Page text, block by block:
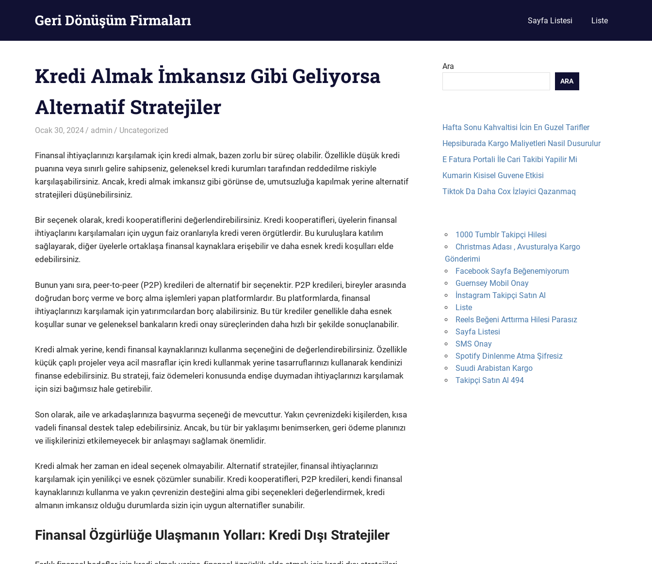
Geri Dönüşüm Firmaları Sayfa Listesi Liste
Kredi Almak İmkansız Gibi Geliyorsa
Alternatif Stratejiler
Ocak 30, 2024 admin Uncategorized
Finansal ihtiyaçlarınızı karşılamak için kredi almak, bazen zorlu bir süreç olabilir. Özellikle düşük kredi
puanına veya sınırlı gelire sahipseniz, geleneksel kredi kurumları tarafından reddedilme riskiyle
karşılaşabilirsiniz. Ancak, kredi almak imkansız gibi görünse de, umutsuzluğa kapılmak yerine alternatif
stratejileri düşünebilirsiniz.
Bir seçenek olarak, kredi kooperatiflerini değerlendirebilirsiniz. Kredi kooperatifleri, üyelerin finansal
ihtiyaçlarını karşılamaları için uygun faiz oranlarıyla kredi veren örgütlerdir. Bu kuruluşlara katılım
sağlayarak, diğer üyelerle ortaklaşa finansal kaynaklara erişebilir ve daha esnek kredi koşulları elde
edebilirsiniz.
Bunun yanı sıra, peer-to-peer (P2P) kredileri de alternatif bir seçenektir. P2P kredileri, bireyler arasında
doğrudan borç verme ve borç alma işlemleri yapan platformlardır. Bu platformlarda, finansal
ihtiyaçlarınızı karşılamak için yatırımcılardan borç alabilirsiniz. Bu tür krediler genellikle daha esnek
koşullar sunar ve geleneksel bankaların kredi onay süreçlerinden daha hızlı bir şekilde sonuçlanabilir.
Kredi almak yerine, kendi finansal kaynaklarınızı kullanma seçeneğini de değerlendirebilirsiniz. Özellikle
küçük çaplı projeler veya acil masraflar için kredi kullanmak yerine tasarruflarınızı kullanarak kendinizi
finanse edebilirsiniz. Bu strateji, faiz ödemeleri konusunda endişe duymadan ihtiyaçlarınızı karşılamak
için sizi bağımsız hale getirebilir.
Son olarak, aile ve arkadaşlarınıza başvurma seçeneği de mevcuttur. Yakın çevrenizdeki kişilerden, kısa
vadeli finansal destek talep edebilirsiniz. Ancak, bu tür bir yaklaşımı benimserken, geri ödeme planınızı
ve ilişkilerinizi etkilemeyecek bir anlaşmayı sağlamak önemlidir.
Kredi almak her zaman en ideal seçenek olmayabilir. Alternatif stratejiler, finansal ihtiyaçlarınızı
karşılamak için yenilikçi ve esnek çözümler sunabilir. Kredi kooperatifleri, P2P kredileri, kendi finansal
kaynaklarınızı kullanma ve yakın çevrenizin desteğini alma gibi seçenekleri değerlendirmek, kredi
almanın imkansız olduğu durumlarda sizin için uygun alternatifler sunabilir.
Finansal Özgürlüğe Ulaşmanın Yolları: Kredi Dışı Stratejiler
Ara
ARA
Hafta Sonu Kahvaltisi İcin En Guzel Tarifler
Hepsiburada Kargo Maliyetleri Nasil Dusurulur
E Fatura Portali İle Cari Takibi Yapilir Mi
Kumarin Kisisel Guvene Etkisi
Tiktok Da Daha Cox İzləyici Qazanmaq
1000 Tumblr Takipçi Hilesi
Christmas Adası , Avusturalya Kargo
Gönderimi
Facebook Sayfa Beğenemiyorum
Guernsey Mobil Onay
İnstagram Takipçi Satın Al
Liste
Reels Beğeni Arttırma Hilesi Parasız
Sayfa Listesi
SMS Onay
Spotify Dinlenme Atma Şifresiz
Suudi Arabistan Kargo
Takipçi Satın Al 494